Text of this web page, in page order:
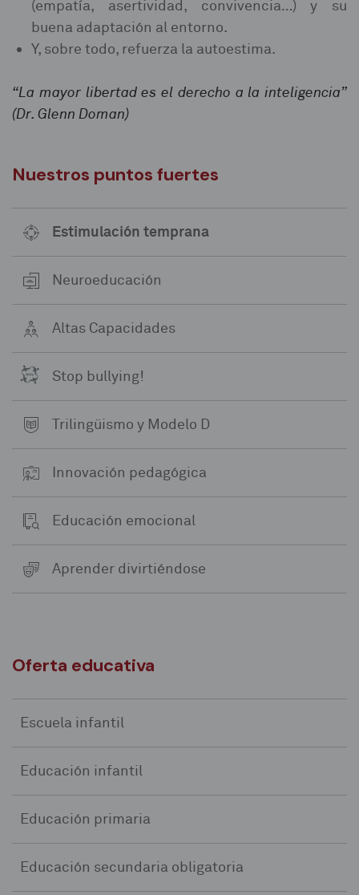
(empatía, asertividad, convivencia…) y su
buena adaptación al entorno.
Y, sobre todo, refuerza la autoestima.
“La mayor libertad es el derecho a la inteligencia”
(Dr. Glenn Doman)
Nuestros puntos fuertes
Estimulación temprana
Neuroeducación
Altas Capacidades
Stop bullying!
Trilingüismo y Modelo D
Innovación pedagógica
Educación emocional
Aprender divirtiéndose
Oferta educativa
Escuela infantil
Educación infantil
Educación primaria
Educación secundaria obligatoria